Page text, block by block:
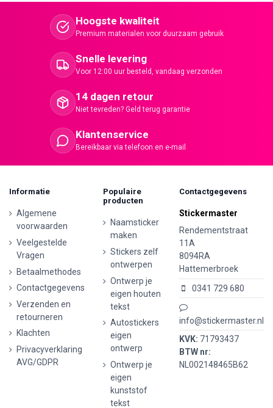
Hoogste kwaliteit
Premium materialen voor duurzaam gebruik
Snelle levering
Voor 12:00 uur besteld, vandaag verzonden
14 dagen retour
Niet tevreden? Geld terug garantie
Klantenservice
Bereikbaar via telefoon en e-mail
Informatie
Algemene
voorwaarden
Veelgestelde
Vragen
Betaalmethodes
Contactgegevens
Verzenden en
retourneren
Klachten
Privacyverklaring
AVG/GDPR
Populaire
producten
Naamsticker
maken
Stickers zelf
ontwerpen
Ontwerp je
eigen houten
tekst
Autostickers
eigen
ontwerp
Ontwerp je
eigen
kunststof
tekst
Contactgegevens
Stickermaster
Rendementstraat
11A
8094RA
Hattemerbroek
0341 729 680
info@stickermaster.nl
KVK: 71793437
BTW nr:
NL002148465B62